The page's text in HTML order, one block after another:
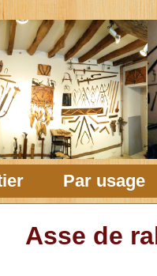
Par usage
Asse de